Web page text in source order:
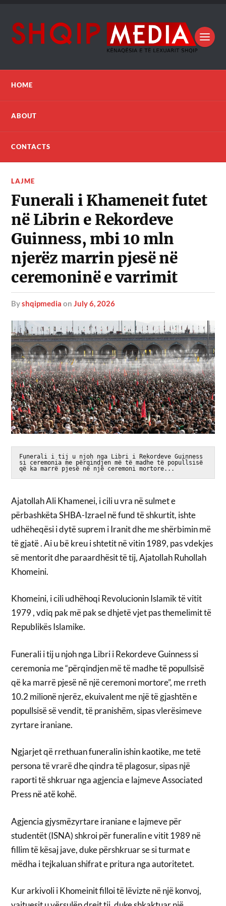
HOME
ABOUT
CONTACTS
LAJME
Funerali i Khameneit futet
në Librin e Rekordeve
Guinness, mbi 10 mln
njerëz marrin pjesë në
ceremoninë e varrimit
byshqipmedia onJuly 6, 2026
Funerali i tij u njoh nga Libri i Rekordeve Guinness
si ceremonia me përqindjen më të madhe të popullsisë
që ka marrë pjesë në një ceremoni mortore...
Ajatollah Ali Khamenei, i cili u vra në sulmet e
përbashkëta SHBA-Izrael në fund të shkurtit, ishte
udhëheqësi i dytë suprem i Iranit dhe me shërbimin më
të gjatë . Ai u bë kreu i shtetit në vitin 1989, pas vdekjes
së mentorit dhe paraardhësit të tij, Ajatollah Ruhollah
Khomeini.
Khomeini, i cili udhëhoqi Revolucionin Islamik të vitit
1979 , vdiq pak më pak se dhjetë vjet pas themelimit të
Republikës Islamike.
Funerali i tij u njoh nga Libri i Rekordeve Guinness si
ceremonia me “përqindjen më të madhe të popullsisë
që ka marrë pjesë në një ceremoni mortore”, me rreth
10.2 milionë njerëz, ekuivalent me një të gjashtën e
popullsisë së vendit, të pranishëm, sipas vlerësimeve
zyrtare iraniane.
Ngjarjet që rrethuan funeralin ishin kaotike, me tetë
persona të vrarë dhe qindra të plagosur, sipas një
raporti të shkruar nga agjencia e lajmeve Associated
Press në atë kohë.
Agjencia gjysmëzyrtare iraniane e lajmeve për
studentët (ISNA) shkroi për funeralin e vitit 1989 në
fillim të kësaj jave, duke përshkruar se si turmat e
mëdha i tejkaluan shifrat e pritura nga autoritetet.
Kur arkivoli i Khomeinit filloi të lëvizte në një konvoj,